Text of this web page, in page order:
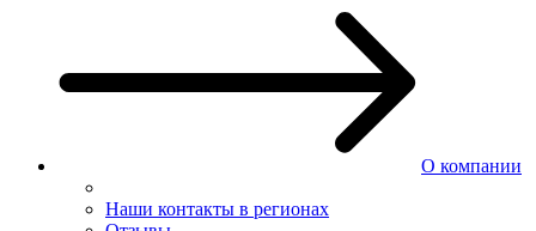
О компании
Наши контакты в регионах